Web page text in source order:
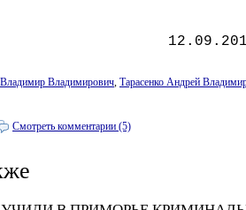
Владимирович, Тарасенко Андрей
Смотреть комментарии (5)